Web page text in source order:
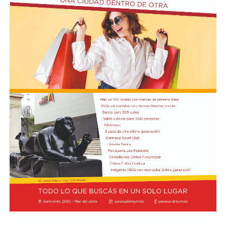
octavos de final de la Copa Sudamericana frente a
Independiente Santa Fe de Colombia, una serie que
podría definir el futuro inmediato del entrenador.
Boca, por su parte, no vive una crisis tan aguda en
términos de resultados, pero sí atraviesa un tramo que
genera preocupación por la falta de solidez y
continuidad en el juego. El arranque del ciclo de Rodolfo
Arruabarrena había sido alentador: el equipo logró la
clasificación a los octavos de final de la Copa Argentina
tras vencer 2-0 a Sarmiento de Junín y obtuvo un
triunfo 1-0 ante O’Higgins de Chile en la ida de los
octavos de la Copa Sudamericana, en la Bombonera.
Sin embargo, el envión inicial se frenó de golpe. En la
primera fecha del Torneo Clausura, Boca sufrió una dura
goleada 3-0 como visitante de Deportivo Riestra, un